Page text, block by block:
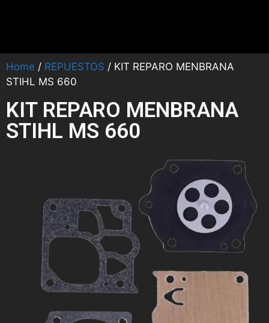
Home / REPUESTOS / KIT REPARO MENBRANA
STIHL MS 660
KIT REPARO MENBRANA
STIHL MS 660